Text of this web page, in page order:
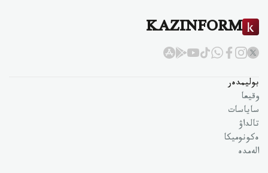
KAZINFORM
بوليمدەر
وقيعا
ساياسات
تالداۋ
ەكونوميكا
الەمدە